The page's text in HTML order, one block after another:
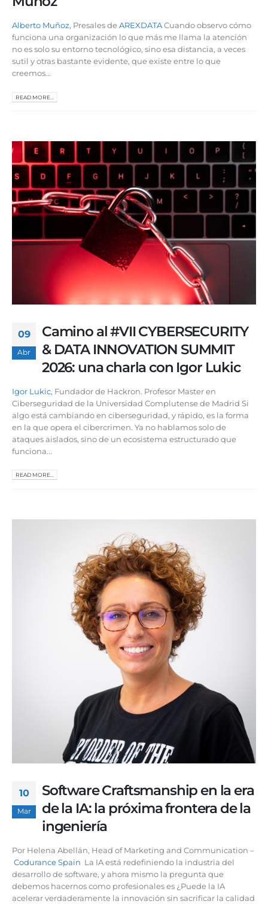
Alberto Muñoz, Presales deAREXDATACuando observo cómo
funciona una organización lo que más me llama la atención
no es solo su entorno tecnológico, sino esa distancia, a veces
sutil y otras bastante evidente, que existe entre lo que
creemos...
READ MORE...
09
Abr
Camino al #VII CYBERSECURITY
& DATA INNOVATION SUMMIT
2026: una charla con Igor Lukic
Igor Lukic, Fundador de Hackron. Profesor Master en
Ciberseguridad de la Universidad Complutense de Madrid Si
algo está cambiando en ciberseguridad, y rápido, es la forma
en la que opera el cibercrimen. Ya no hablamos solo de
ataques aislados, sino de un ecosistema estructurado que
funciona...
READ MORE...
10
Mar
Software Craftsmanship en la era
de la IA: la próxima frontera de la
ingeniería
Por Helena Abellán, Head of Marketing and Communication –
Codurance Spain La IA está redefiniendo la industria del
desarrollo de software, y ahora mismo la pregunta que
debemos hacernos como profesionales es ¿Puede la IA
acelerar verdaderamente la innovación sin sacrificar la calidad